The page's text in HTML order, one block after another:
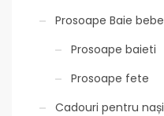
Prosoape Baie
Prosoape baieti
Prosoape fete
Cadouri pentru nași